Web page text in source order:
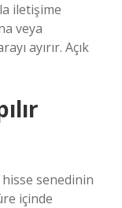
iletişime
veya
ayırır. Açık
hisse senedinin
içinde